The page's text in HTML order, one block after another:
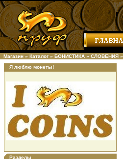
Магазин » Каталог » БОНИСТИКА » СЛОВЕНИЯ »
Я люблю монеты!
Разделы